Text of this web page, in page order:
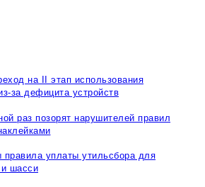
на II этап использования
за дефицита устройств
раз позорят нарушителей правил
уплаты утильсбора для
и шасси